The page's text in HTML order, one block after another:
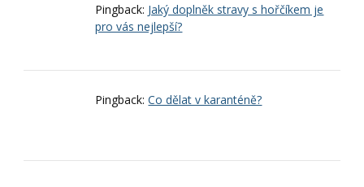
Pingback: Jaký doplněk stravy s hořčíkem je
pro vás nejlepší?
Pingback:Co dělat v karanténě?